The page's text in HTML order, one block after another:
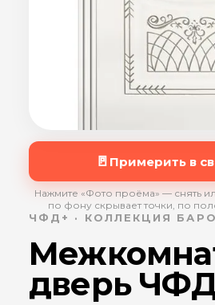
🚪 Примерить в
Нажмите «Фото проёма» — снять
по фону скрывает точки, по
ЧФД+ · КОЛЛЕКЦИЯ
дверь